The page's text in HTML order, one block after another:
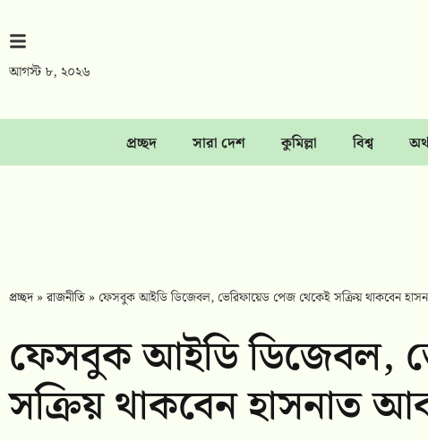
আগস্ট ৮, ২০২৬
প্রচ্ছদ সারা দেশ কুমিল্লা বিশ্ব
প্রচ্ছদ»রাজনীতি » ফেসবুক আইডি ডিজেবল, ভেরিফায়েড পেজ থেকেই সক্রিয় থাকবেন
ফেসবুক আইডি ডিজেবল,
সক্রিয় থাকবেন হাসনাত